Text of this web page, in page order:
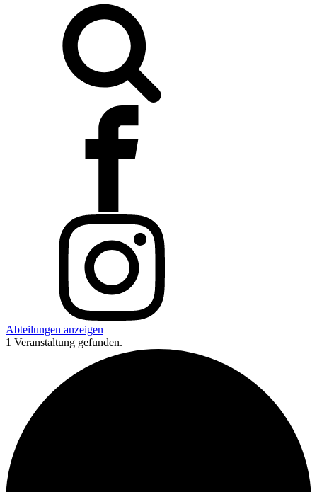
Abteilungen anzeigen
1 Veranstaltung gefunden.